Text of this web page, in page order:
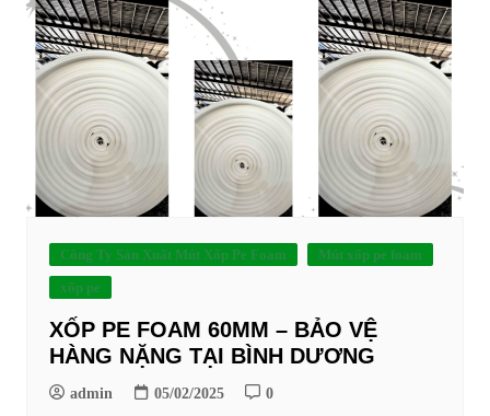
Công Ty Sản Xuất Mút Xốp Pe Foam
Mút xốp pe foam
xốp pe
XỐP PE FOAM 60MM – BẢO VỆ
HÀNG NẶNG TẠI BÌNH DƯƠNG
admin 05/02/2025 0